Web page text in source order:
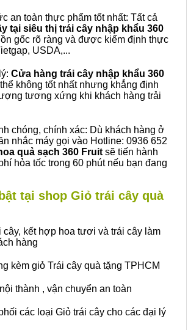
an toàn thực phẩm tốt nhất: Tất cả
tại siêu thị trái cây nhập khẩu 360
gốc rõ ràng và được kiểm định thực
USDA,...
Cửa hàng trái cây nhập khẩu 360
không tốt nhất nhưng khẳng định
tương xứng khi khách hàng trải
chóng, chính xác: Dù khách hàng ở
nhắc máy gọi vào Hotline: 0936 652
quả sạch 360 Fruit sẽ tiến hành
hỏa tốc trong 60 phút nếu bạn đang
tại shop Giỏ trái cây quà
cây, kết hợp hoa tươi và trái cây làm
hàng
kèm giỏ Trái cây quà tặng TPHCM
thành , vận chuyển an toàn
các loại Giỏ trái cây cho các đại lý